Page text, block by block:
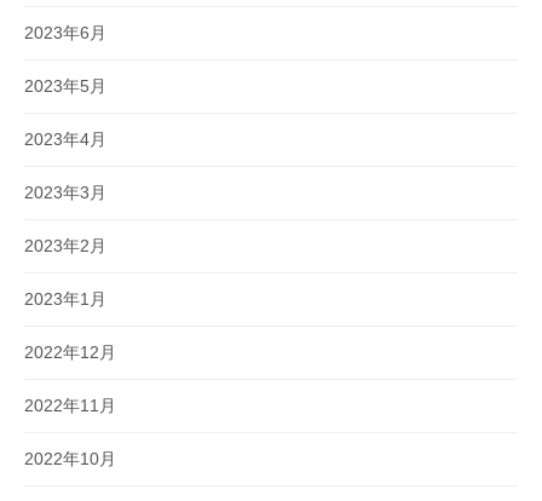
2023年6月
2023年5月
2023年4月
2023年3月
2023年2月
2023年1月
2022年12月
2022年11月
2022年10月